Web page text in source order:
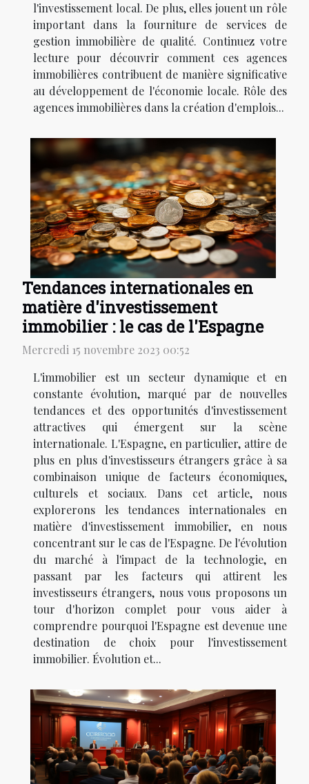
l'investissement local. De plus, elles jouent un rôle
important dans la fourniture de services de
gestion immobilière de qualité. Continuez votre
lecture pour découvrir comment ces agences
immobilières contribuent de manière significative
au développement de l'économie locale. Rôle des
agences immobilières dans la création d'emplois...
Tendances internationales en
matière d'investissement
immobilier : le cas de l'Espagne
Mercredi 15 novembre 2023 00:52
L'immobilier est un secteur dynamique et en
constante évolution, marqué par de nouvelles
tendances et des opportunités d'investissement
attractives qui émergent sur la scène
internationale. L'Espagne, en particulier, attire de
plus en plus d'investisseurs étrangers grâce à sa
combinaison unique de facteurs économiques,
culturels et sociaux. Dans cet article, nous
explorerons les tendances internationales en
matière d'investissement immobilier, en nous
concentrant sur le cas de l'Espagne. De l'évolution
du marché à l'impact de la technologie, en
passant par les facteurs qui attirent les
investisseurs étrangers, nous vous proposons un
tour d'horizon complet pour vous aider à
comprendre pourquoi l'Espagne est devenue une
destination de choix pour l'investissement
immobilier. Évolution et...